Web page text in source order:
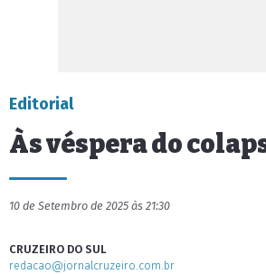
Editorial
Às véspera do
10 de Setembro de 2025 às 21:30
CRUZEIRO DO SUL
redacao@jornalcruzeiro.com.br